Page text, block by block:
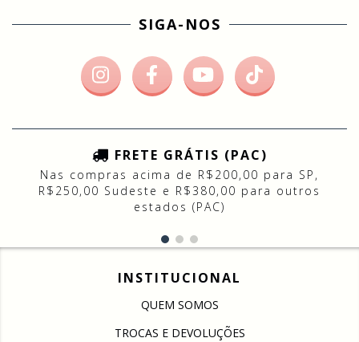
SIGA-NOS
FRETE GRÁTIS (PAC)
Nas compras acima de R$200,00 para SP,
R$250,00 Sudeste e R$380,00 para outros
estados (PAC)
INSTITUCIONAL
QUEM SOMOS
TROCAS E DEVOLUÇÕES